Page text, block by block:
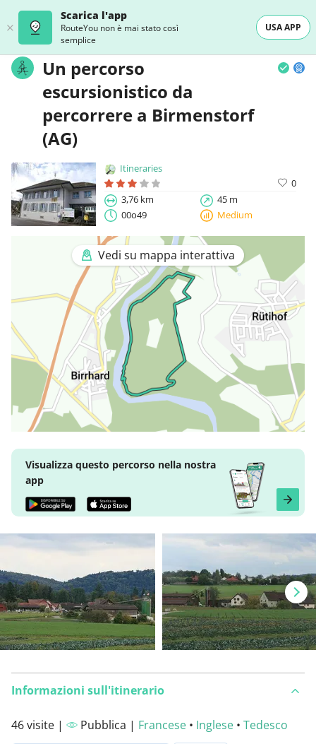
Scarica l'app
RouteYou non è mai stato così
semplice
USA APP
Un percorso
escursionistico da
percorrere a Birmenstorf
(AG)
Itineraries
0
3,76 km
45 m
00o49
Medium
Vedi su mappa interattiva
Visualizza questo percorso nella nostra
app
Informazioni sull'itinerario
46 visite | Pubblica | Francese • Inglese • Tedesco